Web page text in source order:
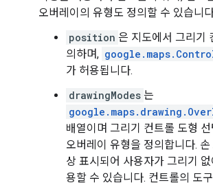
오버레이의 유형도 정의할 수 있습니
position 은 지도에서 그리기
의하며,
가 허용됩니다.
drawingModes 는
배열이며 그리기 컨트롤 도형
오버레이 유형을 정의합니다.
상 표시되어 사용자가 그리기
용할 수 있습니다. 컨트롤의 도